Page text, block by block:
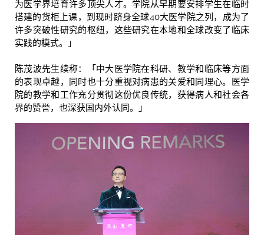
为医学界培育许多顶尖人才。学院从早期要安排学生在临时
搭建的货柜上课，到现时跻身全球40大医学院之列，成为了
许多突破性研究的枢纽，这些研究在本地和全球改变了临床
实践的模式。」
陈茂波先生续称：「中大医学院在科研、教学和临床等方面
的表现卓越，同时也十分重视对病患的关爱和同理心。医学
院的教学和工作充分贯彻这份优良传统，获得病人和社会各
界的赞誉，也深获国内外认同。」